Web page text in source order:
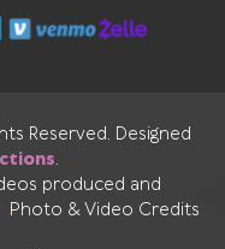
Reserved. Designed
.
produced and
Photo & Video Credits